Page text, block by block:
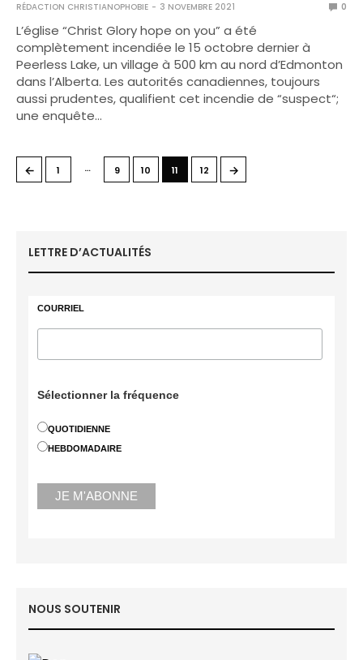
RÉDACTION CHRISTIANOPHOBIE 3 NOVEMBRE 2021 0
L’église “Christ Glory hope on you” a été
complètement incendiée le 15 octobre dernier à
Peerless Lake, un village à 500 km au nord d’Edmonton
dans l’Alberta. Les autorités canadiennes, toujours
aussi prudentes, qualifient cet incendie de “suspect“;
une enquête…
← 1 … 9 10 11 12 →
LETTRE D’ACTUALITÉS
COURRIEL
Sélectionner la fréquence
QUOTIDIENNE
HEBDOMADAIRE
NOUS SOUTENIR